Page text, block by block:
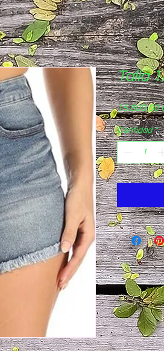
Talla
15.800,00
Cantidad *